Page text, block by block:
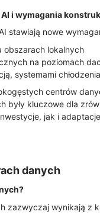
i wymagania
stawiają nowe
obszarach lokalnych
na poziomach
systemami
centrów
były kluczowe dla
jak i
danych
zazwyczaj wynikają z